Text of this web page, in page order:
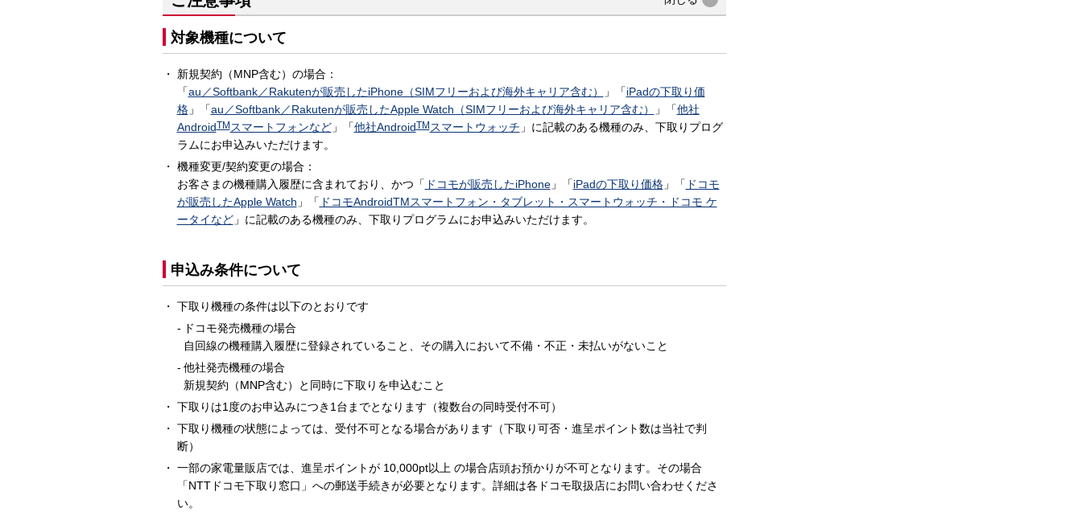
対象機種について
新規契約（MNP含む）の場合：
「au／Softbank／Rakutenが販売したiPhone（SIMフリーおよび海外キャリア含む） 」「iPadの下取り価
格」「au／Softbank／Rakutenが販売したApple Watch（SIMフリーおよび海外キャリア含む） 」「他社
AndroidTMスマートフォンなど」「他社AndroidTMスマートウォッチ 」に記載のある機種のみ、下取りプログ
ラムにお申込みいただけます。
機種変更/契約変更の場合：
お客さまの機種購入履歴に含まれており、かつ「 ドコモが販売したiPhone」「iPadの下取り価格」「 ドコモ
が販売したApple Watch 」「 ドコモAndroidTMスマートフォン・タブレット・スマートウォッチ・ドコモ ケ
ータイなど」に記載のある機種のみ、下取りプログラムにお申込みいただけます。
申込み条件について
下取り機種の条件は以下のとおりです
ドコモ発売機種の場合
自回線の機種購入履歴に登録されていること、その購入において不備・不正・未払いがないこと
他社発売機種の場合
新規契約（MNP含む）と同時に下取りを申込むこと
下取りは1度のお申込みにつき1台までとなります（複数台の同時受付不可）
下取り機種の状態によっては、受付不可となる場合があります（下取り可否・進呈ポイント数は当社で判
断）
一部の家電量販店では、進呈ポイントが 10,000pt以上 の場合店頭お預かりが不可となります。その場合
「NTTドコモ下取り窓口」への郵送手続きが必要となります。詳細は各ドコモ取扱店にお問い合わせくださ
い。